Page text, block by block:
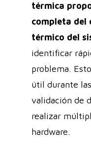
térmica
completa del
térmico del
identificar
problema.
útil durante
validación de
realizar
hardware.